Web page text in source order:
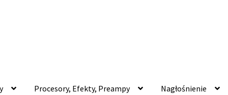
Procesory, Efekty, Preampy Nagłośnienie